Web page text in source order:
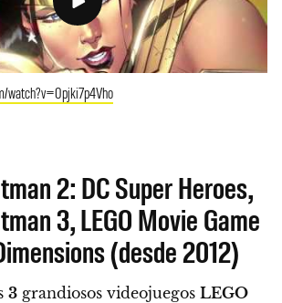
watch?v=0pjki7p4Vho
2: DC Super Heroes,
3, LEGO Movie Game
(desde 2012)
3 grandiosos videojuegos LEGO